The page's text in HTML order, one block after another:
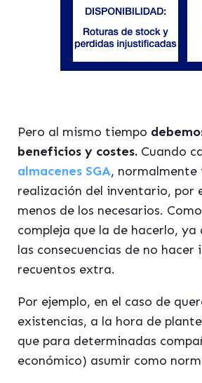
Pero al mismo tiempo
beneficios y costes. Cuando
almacenes SGA, normalmente
realización del inventario, por
menos de los necesarios.
compleja que la de hacerlo,
las consecuencias de no
recuentos extra.
Por ejemplo, en el caso de
existencias, a la hora de
que para determinadas
económico) asumir como